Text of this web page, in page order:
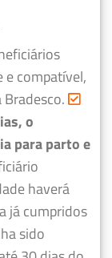
e compatível,
o
para parto e
haverá
já cumpridos
sido